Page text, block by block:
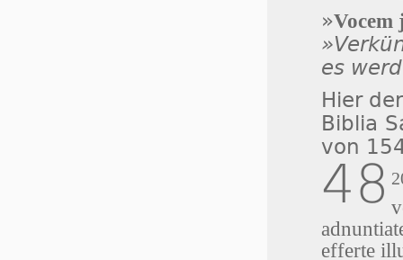
»Vocem
es
Hier
Biblia
von
48
efferte